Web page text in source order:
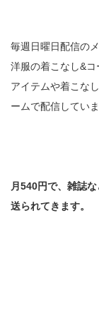
毎週日曜日配信の
洋服の着こなし&
アイテムや着こな
ームで配信していま
月540円で、雑誌
送られてきます。